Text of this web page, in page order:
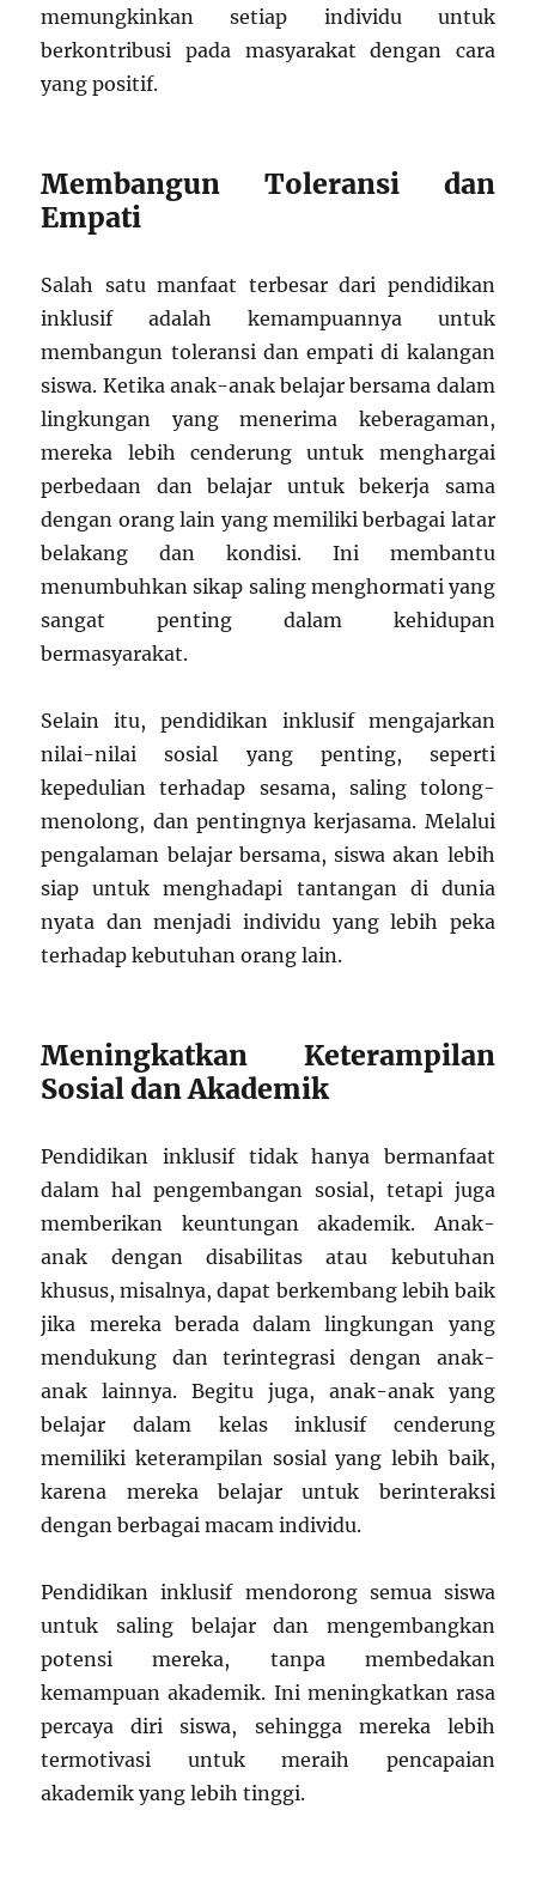
memungkinkan setiap individu untuk
berkontribusi pada masyarakat dengan cara
yang positif.
Membangun Toleransi dan
Empati
Salah satu manfaat terbesar dari pendidikan
inklusif adalah kemampuannya untuk
membangun toleransi dan empati di kalangan
siswa. Ketika anak-anak belajar bersama dalam
lingkungan yang menerima keberagaman,
mereka lebih cenderung untuk menghargai
perbedaan dan belajar untuk bekerja sama
dengan orang lain yang memiliki berbagai latar
belakang dan kondisi. Ini membantu
menumbuhkan sikap saling menghormati yang
sangat penting dalam kehidupan
bermasyarakat.
Selain itu, pendidikan inklusif mengajarkan
nilai-nilai sosial yang penting, seperti
kepedulian terhadap sesama, saling tolong-
menolong, dan pentingnya kerjasama. Melalui
pengalaman belajar bersama, siswa akan lebih
siap untuk menghadapi tantangan di dunia
nyata dan menjadi individu yang lebih peka
terhadap kebutuhan orang lain.
Meningkatkan Keterampilan
Sosial dan Akademik
Pendidikan inklusif tidak hanya bermanfaat
dalam hal pengembangan sosial, tetapi juga
memberikan keuntungan akademik. Anak-
anak dengan disabilitas atau kebutuhan
khusus, misalnya, dapat berkembang lebih baik
jika mereka berada dalam lingkungan yang
mendukung dan terintegrasi dengan anak-
anak lainnya. Begitu juga, anak-anak yang
belajar dalam kelas inklusif cenderung
memiliki keterampilan sosial yang lebih baik,
karena mereka belajar untuk berinteraksi
dengan berbagai macam individu.
Pendidikan inklusif mendorong semua siswa
untuk saling belajar dan mengembangkan
potensi mereka, tanpa membedakan
kemampuan akademik. Ini meningkatkan rasa
percaya diri siswa, sehingga mereka lebih
termotivasi untuk meraih pencapaian
akademik yang lebih tinggi.